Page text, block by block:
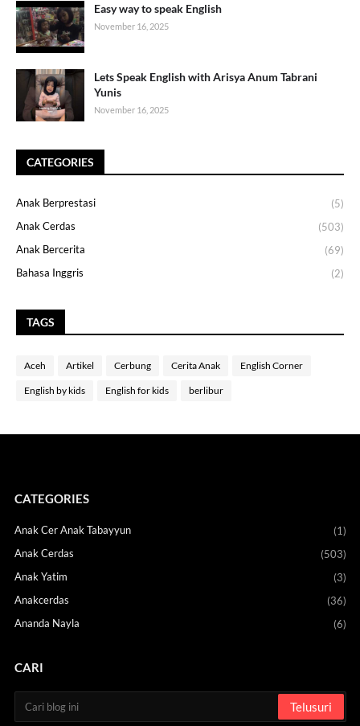
Easy way to speak English
November 16, 2025
Lets Speak English with Arisya Anum Tabrani
Yunis
November 16, 2025
CATEGORIES
Anak Berprestasi
(5)
Anak Cerdas
(503)
Anak Bercerita
(69)
Bahasa Inggris
(2)
TAGS
Aceh Artikel Cerbung Cerita Anak English Corner
English by kids English for kids berlibur
CATEGORIES
Anak Cer Anak Tabayyun
(1)
Anak Cerdas
(503)
Anak Yatim
(3)
Anakcerdas
(36)
Ananda Nayla
(6)
CARI